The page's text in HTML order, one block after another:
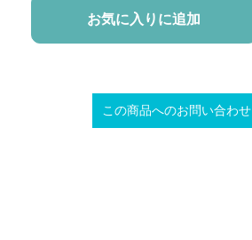
お気に入りに追加
この商品へのお問い合わせ